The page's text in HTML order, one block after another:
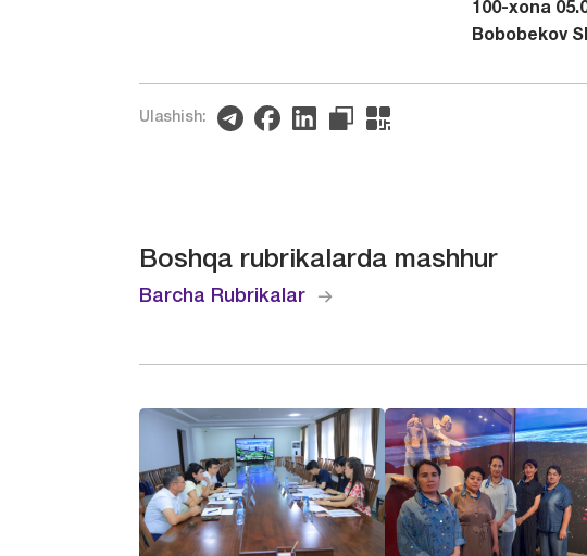
100-xona
Bobobekov
Ulashish:
Boshqa rubrikalarda mashhur
Barcha Rubrikalar